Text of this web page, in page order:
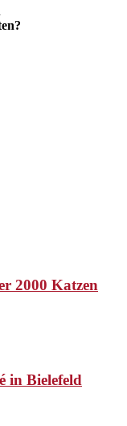
2000 Katzen
in Bielefeld